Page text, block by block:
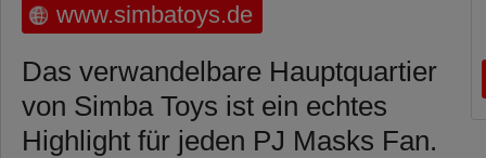
www.simbatoys.de
Das verwandelbare Hauptquartier
von Simba Toys ist ein echtes
Highlight für jeden PJ Masks Fan.